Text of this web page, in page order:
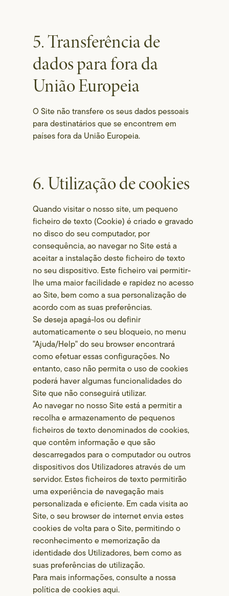
5. Transferência de
dados para fora da
União Europeia
O Site não transfere os seus dados pessoais
para destinatários que se encontrem em
países fora da União Europeia.
6. Utilização de cookies
Quando visitar o nosso site, um pequeno
ficheiro de texto (Cookie) é criado e gravado
no disco do seu computador, por
consequência, ao navegar no Site está a
aceitar a instalação deste ficheiro de texto
no seu dispositivo. Este ficheiro vai permitir-
lhe uma maior facilidade e rapidez no acesso
ao Site, bem como a sua personalização de
acordo com as suas preferências.
Se deseja apagá-los ou definir
automaticamente o seu bloqueio, no menu
"Ajuda/Help" do seu browser encontrará
como efetuar essas configurações. No
entanto, caso não permita o uso de cookies
poderá haver algumas funcionalidades do
Site que não conseguirá utilizar.
Ao navegar no nosso Site está a permitir a
recolha e armazenamento de pequenos
ficheiros de texto denominados de cookies,
que contêm informação e que são
descarregados para o computador ou outros
dispositivos dos Utilizadores através de um
servidor. Estes ficheiros de texto permitirão
uma experiência de navegação mais
personalizada e eficiente. Em cada visita ao
Site, o seu browser de internet envia estes
cookies de volta para o Site, permitindo o
reconhecimento e memorização da
identidade dos Utilizadores, bem como as
suas preferências de utilização.
Para mais informações, consulte a nossa
política de cookies aqui.